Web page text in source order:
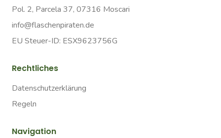
Pol. 2, Parcela 37, 07316 Moscari
info@flaschenpiraten.de
EU Steuer-ID: ESX9623756G
Rechtliches
Datenschutzerklärung
Regeln
Navigation